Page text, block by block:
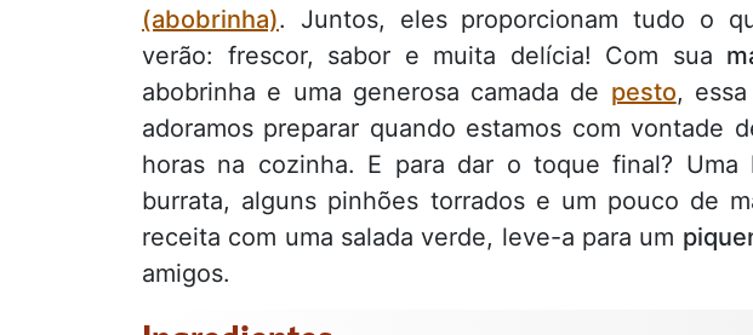
(abobrinha). Juntos, eles proporcionam tudo o
verão: frescor, sabor e muita delícia! Com sua
abobrinha e uma generosa camada de pesto,
adoramos preparar quando estamos com vontade
horas na cozinha. E para dar o toque final? Uma
burrata, alguns pinhões torrados e um pouco de
receita com uma salada verde, leve-a para um
amigos.